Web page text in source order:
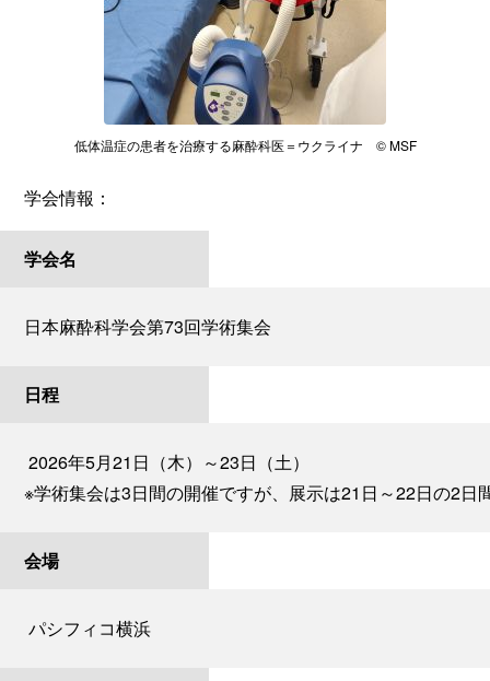
低体温症の患者を治療する麻酔科医＝ウクライナ © MSF
学会情報：
学会名
日本麻酔科学会第73回学術集会
日程
2026年5月21日（木）～23日（土）
※学術集会は3日間の開催ですが、展示は21日～22日の2日
会場
パシフィコ横浜